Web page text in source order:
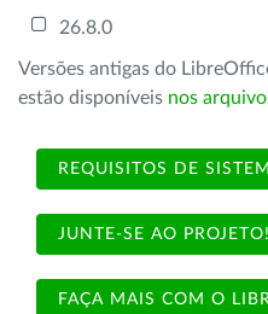
26.8.0
Versões antigas do
estão disponíveis nos
REQUISITOS DE
JUNTE-SE AO PROJETO!
FAÇA MAIS COM O